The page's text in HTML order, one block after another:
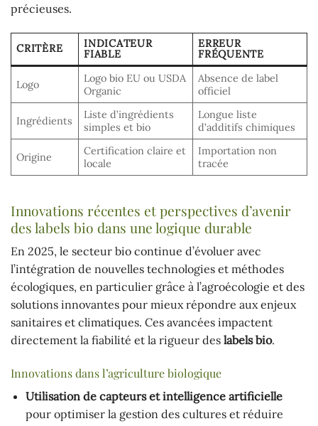
précieuses.
CRITÈRE
INDICATEUR
FIABLE
ERREUR
FRÉQUENTE
Logo
Logo bio EU ou USDA
Organic
Absence de label
officiel
Ingrédients
Liste d’ingrédients
simples et bio
Longue liste
d’additifs chimiques
Origine
Certification claire et
locale
Importation non
tracée
Innovations récentes et perspectives d’avenir
des labels bio dans une logique durable
En 2025, le secteur bio continue d’évoluer avec
l’intégration de nouvelles technologies et méthodes
écologiques, en particulier grâce à l’agroécologie et des
solutions innovantes pour mieux répondre aux enjeux
sanitaires et climatiques. Ces avancées impactent
directement la fiabilité et la rigueur des labels bio.
Innovations dans l’agriculture biologique
Utilisation de capteurs et intelligence artificielle
pour optimiser la gestion des cultures et réduire